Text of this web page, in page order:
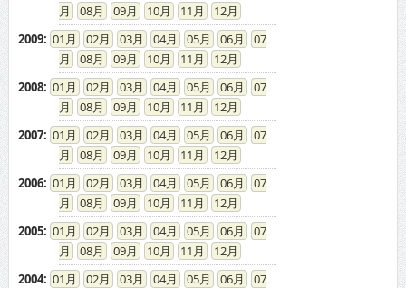
08
09 10 11
12
2009: 01 02 03 04 05 06
07
08
09 10 11
12
2008: 01 02 03 04 05 06
07
08
09 10 11
12
2007: 01 02 03 04 05 06
07
08
09 10 11
12
2006: 01 02 03 04 05 06
07
08
09 10 11
12
2005: 01 02 03 04 05 06
07
08
09 10 11
12
2004: 01 02 03 04 05 06
07